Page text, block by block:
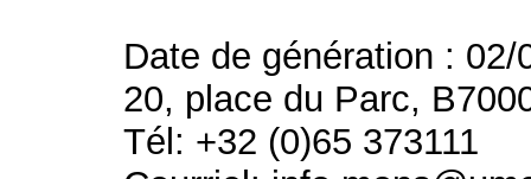
Date de génération : 02/
20, place du Parc,
Tél: +32 (0)65 373111